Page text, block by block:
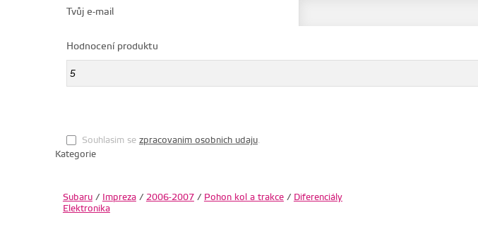
Tvůj e-mail
Hodnocení produktu
Souhlasim se zpracovanim osobnich udaju.
Kategorie
Subaru/ Impreza/ 2006-2007/ Pohon kol a trakce/ Diferenciály
Elektronika